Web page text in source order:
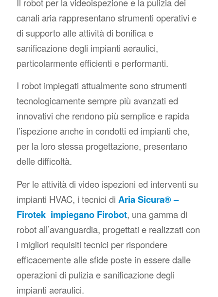
canali aria rappresentano strumenti operativi e
di supporto alle attività di bonifica e
sanificazione degli impianti aeraulici,
particolarmente efficienti e performanti.
I robot impiegati attualmente sono strumenti
tecnologicamente sempre più avanzati ed
innovativi che rendono più semplice e rapida
l’ispezione anche in condotti ed impianti che,
per la loro stessa progettazione, presentano
delle difficoltà.
Per le attività di video ispezioni ed interventi su
impianti HVAC, i tecnici di Aria Sicura® –
Firotek impiegano Firobot, una gamma di
robot all’avanguardia, progettati e realizzati con
i migliori requisiti tecnici per rispondere
efficacemente alle sfide poste in essere dalle
operazioni di pulizia e sanificazione degli
impianti aeraulici.